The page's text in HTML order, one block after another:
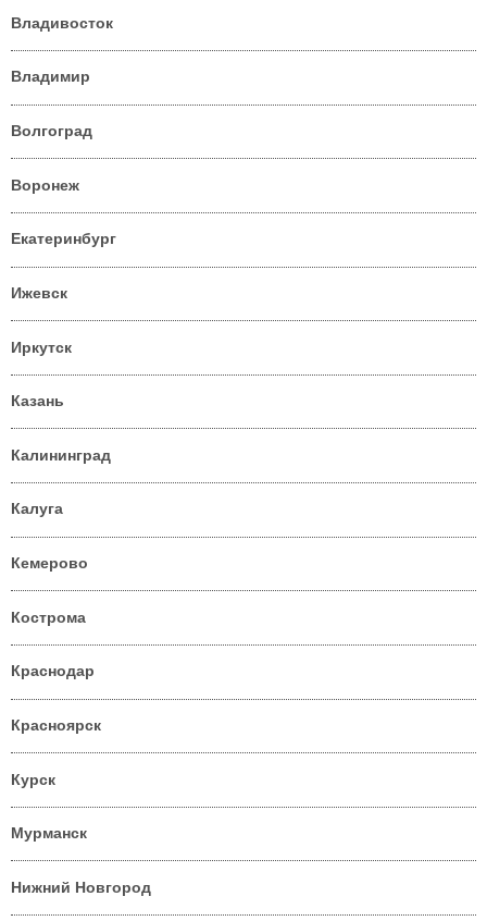
Владивосток
Владимир
Волгоград
Воронеж
Екатеринбург
Ижевск
Иркутск
Казань
Калининград
Калуга
Кемерово
Кострома
Краснодар
Красноярск
Курск
Мурманск
Нижний Новгород